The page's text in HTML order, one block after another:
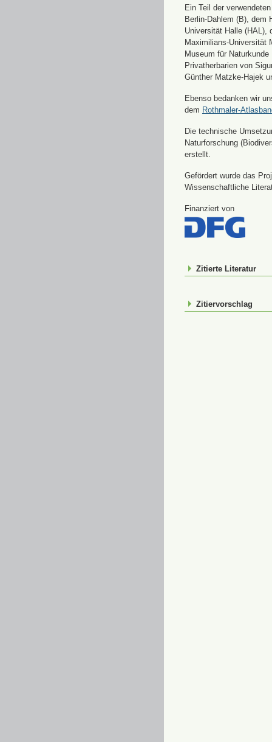
Ein Teil der
Berlin-Dahlem (B), dem
Universität Halle (HAL),
Maximilians-Universität
Museum für
Privatherbarien von
Günther Matzke-Hajek
Ebenso bedanken wir
dem Rothmaler-
Die technische
Naturforschung
erstellt.
Gefördert wurde das
Wissenschaftliche
Finanziert von
Zitierte Literatur
Zitiervorschlag